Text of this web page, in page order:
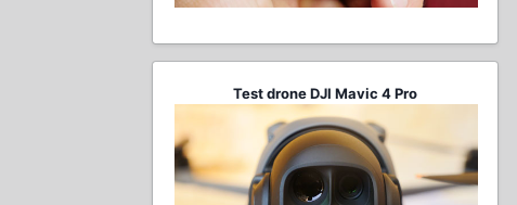
Test drone DJI Mavic 4 Pro